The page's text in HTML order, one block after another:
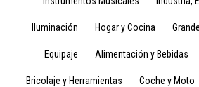
Iluminación Hogar y Cocina
Equipaje Alimentación y Bebidas
Bricolaje y Herramientas Coche y Moto